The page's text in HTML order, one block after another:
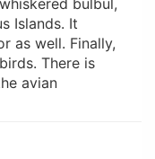
Islands. It
as well. Finally,
There is
avian